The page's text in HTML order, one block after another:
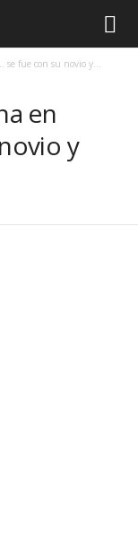
fue con su novio y...
en
y